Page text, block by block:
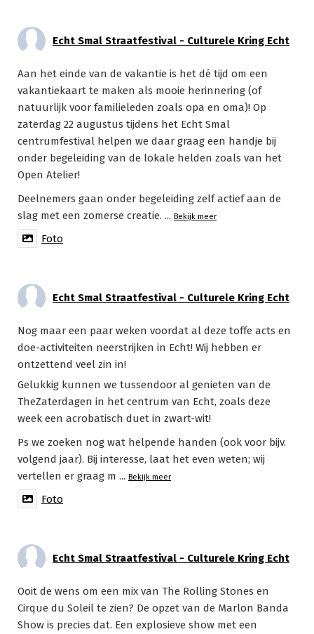
Echt Smal Straatfestival - Culturele Kring Echt
Aan het einde van de vakantie is het dé tijd om een
vakantiekaart te maken als mooie herinnering (of
natuurlijk voor familieleden zoals opa en oma)! Op
zaterdag 22 augustus tijdens het Echt Smal
centrumfestival helpen we daar graag een handje bij
onder begeleiding van de lokale helden zoals van het
Open Atelier!
Deelnemers gaan onder begeleiding zelf actief aan de
slag met een zomerse creatie. ... Bekijk meer
Foto
Echt Smal Straatfestival - Culturele Kring Echt
Nog maar een paar weken voordat al deze toffe acts en
doe-activiteiten neerstrijken in Echt! Wij hebben er
ontzettend veel zin in!
Gelukkig kunnen we tussendoor al genieten van de
TheZaterdagen in het centrum van Echt, zoals deze
week een acrobatisch duet in zwart-wit!
Ps we zoeken nog wat helpende handen (ook voor bijv.
volgend jaar). Bij interesse, laat het even weten; wij
vertellen er graag m ... Bekijk meer
Foto
Echt Smal Straatfestival - Culturele Kring Echt
Ooit de wens om een mix van The Rolling Stones en
Cirque du Soleil te zien? De opzet van de Marlon Banda
Show is precies dat. Een explosieve show met een